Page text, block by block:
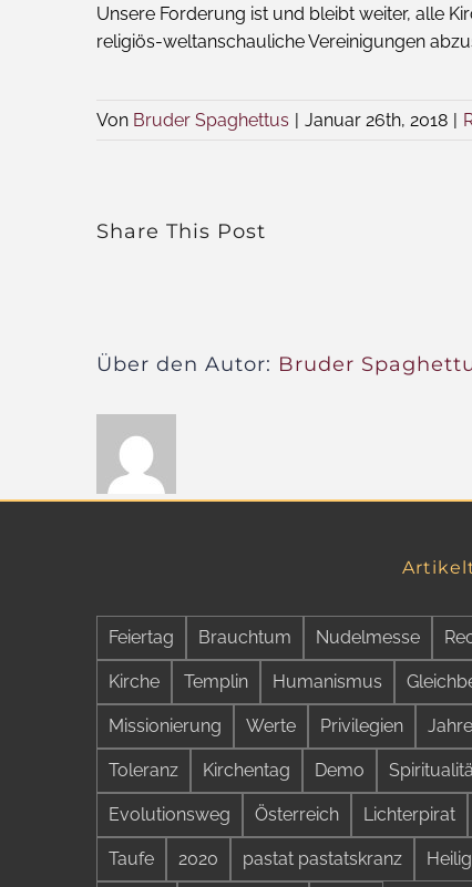
Unsere Forderung ist und bleibt weiter, alle
religiös-weltanschauliche Vereinigungen
Von Bruder Spaghettus | Januar 26th, 2018 |
Share This Post
Über den Autor: Bruder
Feiertag Brauchtum Nudelmesse
Kirche Templin Humanismus
Missionierung Werte Privilegien
Toleranz Kirchentag Demo
Evolutionsweg Österreich Lichterpirat
Taufe 2020 pastat pastatskranz